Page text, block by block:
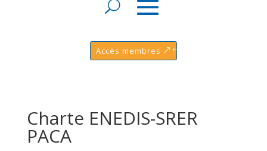
Accès membres
Charte ENEDIS-SRER
PACA